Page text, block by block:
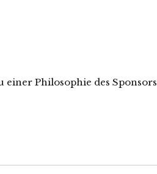
einer Philosophie des Sponsors